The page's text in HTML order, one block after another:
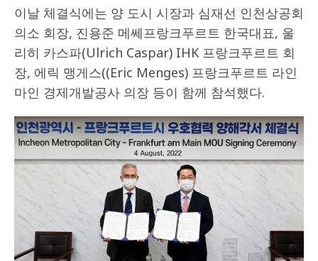
이날 체결식에는 양 도시 시장과 심재선 인천상공회
의소 회장, 진용준 메쎄프랑크푸르트 한국대표, 울
리히 카스파(Ulrich Caspar) IHK 프랑크푸르트 회
장, 에릭 맹게스((Eric Menges) 프랑크푸르트 라인
마인 경제개발공사 의장 등이 함께 참석했다.